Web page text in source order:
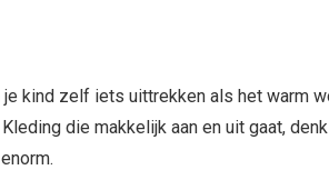
kind zelf iets uittrekken als het warm
die makkelijk aan en uit gaat,